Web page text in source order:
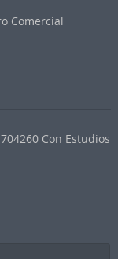
Comercial
Con Estudios